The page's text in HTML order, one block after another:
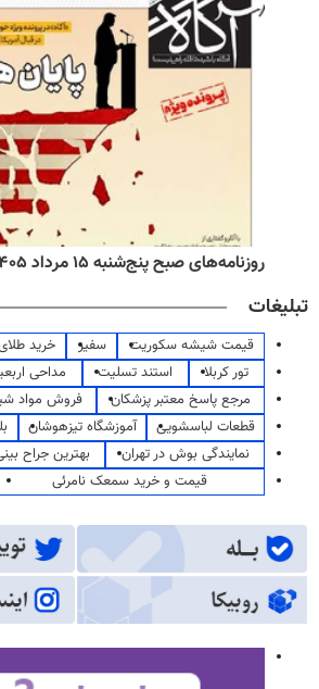
روزنامه‌های صبح پنج‌شنبه ۱۵ مرداد ۱۴۰۵
تبلیغات
قیمت شیشه سکوریت سفیر خرید
تور کربلا
استند تسلیت مداحی
مرجع پاسخ معتبر پزشکان
فروش مواد
قطعات لباسشویی
آموزشگاه تیزهوشان
نمایندگی بوش در تهران
بهترین جراح
قیمت و خرید سمعک نامرئی